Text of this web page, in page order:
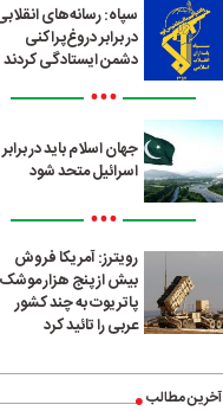
سپاه: رسانه‌های
در برابر دروغ‌پراکنی
دشمن ایستادگی کردند
•••
جهان اسلام باید در برابر
اسرائیل متحد شود
•••
رویترز: آمریکا فروش
بیش از پنج هزار موشک
پاتریوت به چند کشور
عربی را تائید کرد
آخرین مطالب